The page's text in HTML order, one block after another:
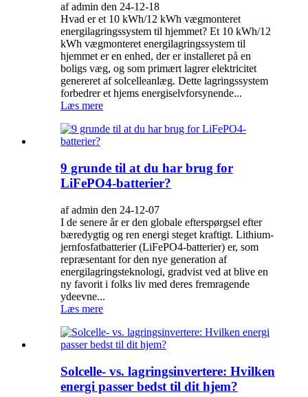
af admin den 24-12-18
Hvad er et 10 kWh/12 kWh vægmonteret
energilagringssystem til hjemmet? Et 10 kWh/12
kWh vægmonteret energilagringssystem til
hjemmet er en enhed, der er installeret på en
boligs væg, og som primært lagrer elektricitet
genereret af solcelleanlæg. Dette lagringssystem
forbedrer et hjems energiselvforsynende...
Læs mere
9 grunde til at du har brug for
LiFePO4-batterier?
af admin den 24-12-07
I de senere år er den globale efterspørgsel efter
bæredygtig og ren energi steget kraftigt. Lithium-
jernfosfatbatterier (LiFePO4-batterier) er, som
repræsentant for den nye generation af
energilagringsteknologi, gradvist ved at blive en
ny favorit i folks liv med deres fremragende
ydeevne...
Læs mere
Solcelle- vs. lagringsinvertere: Hvilken
energi passer bedst til dit hjem?